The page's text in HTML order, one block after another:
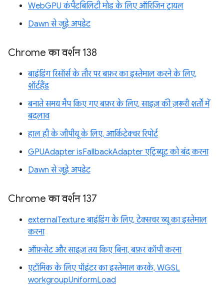
WebGPU कंपैटबिलिटी मोड के लिए ऑरिजिन ट्रायल
Dawn से जुड़े अपडेट
Chrome का वर्शन 138
बाइंडिंग रिसॉर्स के तौर पर बफ़र का इस्तेमाल करने के लिए,
शॉर्टहैंड
बनाते समय मैप किए गए बफ़र के लिए, साइज़ की ज़रूरी शर्तों में
बदलाव
हाल ही के जीपीयू के लिए, आर्किटेक्चर रिपोर्ट
GPUAdapter isFallbackAdapter एट्रिब्यूट को बंद करना
Dawn से जुड़े अपडेट
Chrome का वर्शन 137
externalTexture बाइंडिंग के लिए, टेक्सचर व्यू का इस्तेमाल
करना
ऑफ़सेट और साइज़ तय किए बिना, बफ़र कॉपी करना
एटॉमिक के लिए पॉइंटर का इस्तेमाल करके, WGSL
workgroupUniformLoad